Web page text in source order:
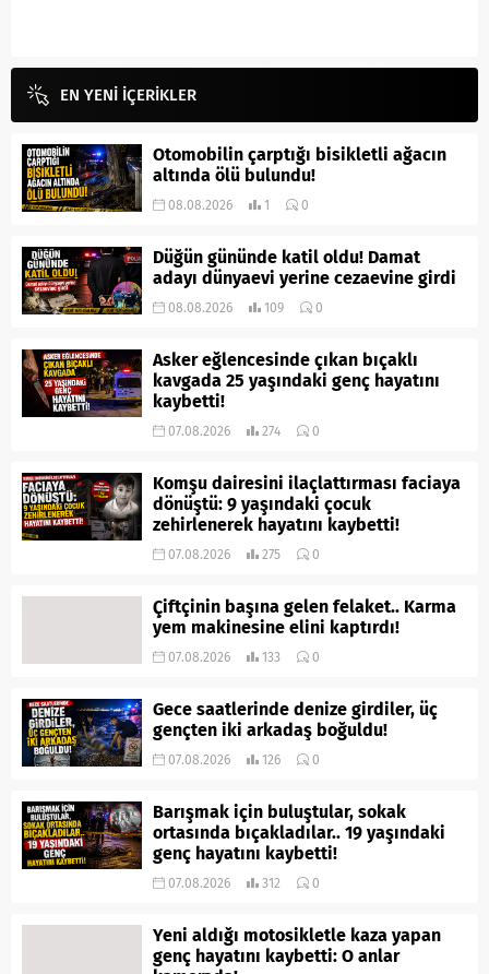
EN YENİ İÇERİKLER
Otomobilin çarptığı bisikletli ağacın
altında ölü bulundu!
08.08.2026 1 0
Düğün gününde katil oldu! Damat
adayı dünyaevi yerine cezaevine girdi
08.08.2026 109 0
Asker eğlencesinde çıkan bıçaklı
kavgada 25 yaşındaki genç hayatını
kaybetti!
07.08.2026 274 0
Komşu dairesini ilaçlattırması faciaya
dönüştü: 9 yaşındaki çocuk
zehirlenerek hayatını kaybetti!
07.08.2026 275 0
Çiftçinin başına gelen felaket.. Karma
yem makinesine elini kaptırdı!
07.08.2026 133 0
Gece saatlerinde denize girdiler, üç
gençten iki arkadaş boğuldu!
07.08.2026 126 0
Barışmak için buluştular, sokak
ortasında bıçakladılar.. 19 yaşındaki
genç hayatını kaybetti!
07.08.2026 312 0
Yeni aldığı motosikletle kaza yapan
genç hayatını kaybetti: O anlar